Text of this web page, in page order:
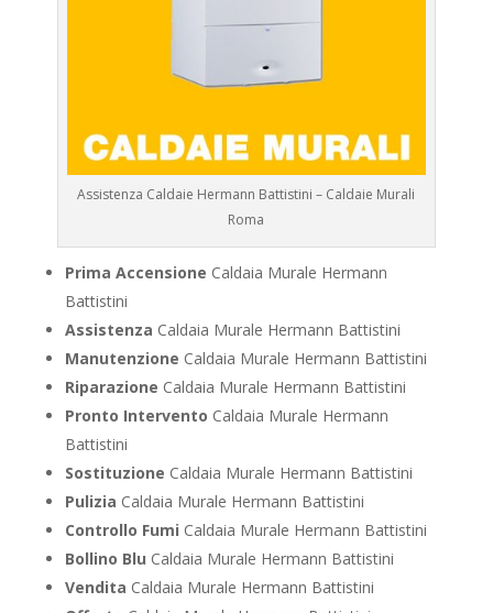
Assistenza Caldaie Hermann Battistini – Caldaie Murali
Roma
Prima Accensione Caldaia Murale Hermann
Battistini
Assistenza Caldaia Murale Hermann Battistini
Manutenzione Caldaia Murale Hermann Battistini
Riparazione Caldaia Murale Hermann Battistini
Pronto Intervento Caldaia Murale Hermann
Battistini
Sostituzione Caldaia Murale Hermann Battistini
Pulizia Caldaia Murale Hermann Battistini
Controllo Fumi Caldaia Murale Hermann Battistini
Bollino Blu Caldaia Murale Hermann Battistini
Vendita Caldaia Murale Hermann Battistini